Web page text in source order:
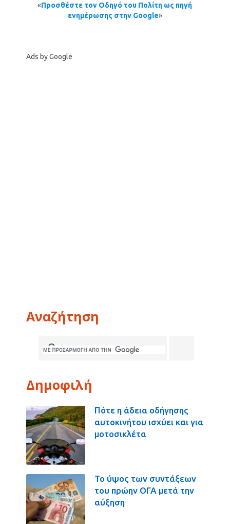
«Προσθέστε τον Οδηγό του Πολίτη ως πηγή
ενημέρωσης στην Google»
Ads by Google
Αναζήτηση
Δημοφιλή
Πότε η άδεια οδήγησης
αυτοκινήτου ισχύει και για
μοτοσικλέτα
Το ύψος των συντάξεων
του πρώην ΟΓΑ μετά την
αύξηση